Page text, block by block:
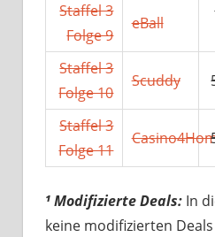
Staffel 3
Folge 9
eBall
Staffel 3
Folge 10
Scuddy
Staffel 3
Folge 11
¹ Modifizierte Deals: In
keine modifizierten Deals